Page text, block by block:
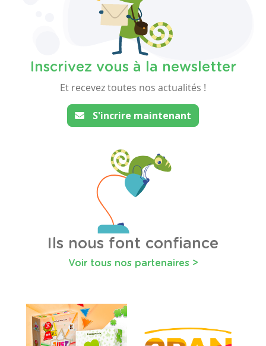
Inscrivez vous à la newsletter
Et recevez toutes nos actualités !
S'incrire maintenant
Ils nous font confiance
Voir tous nos partenaires >